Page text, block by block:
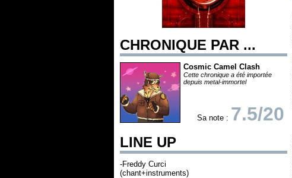
CHRONIQUE PAR ...
Cosmic Camel Clash
Cette chronique a été importée
depuis metal-immortel
Sa note : 7.5/20
LINE UP
-Freddy Curci
(chant+instruments)